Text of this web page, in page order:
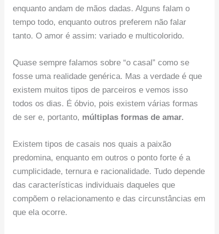
enquanto andam de mãos dadas. Alguns falam o
tempo todo, enquanto outros preferem não falar
tanto. O amor é assim: variado e multicolorido.
Quase sempre falamos sobre “o casal” como se
fosse uma realidade genérica. Mas a verdade é que
existem muitos tipos de parceiros e vemos isso
todos os dias. É óbvio, pois existem várias formas
de ser e, portanto, múltiplas formas de amar.
Existem tipos de casais nos quais a paixão
predomina, enquanto em outros o ponto forte é a
cumplicidade, ternura e racionalidade. Tudo depende
das características individuais daqueles que
compõem o relacionamento e das circunstâncias em
que ela ocorre.